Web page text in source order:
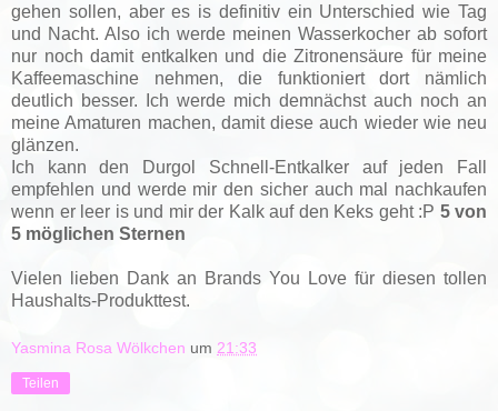
gehen sollen, aber es is definitiv ein Unterschied wie Tag
und Nacht. Also ich werde meinen Wasserkocher ab sofort
nur noch damit entkalken und die Zitronensäure für meine
Kaffeemaschine nehmen, die funktioniert dort nämlich
deutlich besser. Ich werde mich demnächst auch noch an
meine Amaturen machen, damit diese auch wieder wie neu
glänzen.
Ich kann den Durgol Schnell-Entkalker auf jeden Fall
empfehlen und werde mir den sicher auch mal nachkaufen
wenn er leer is und mir der Kalk auf den Keks geht :P 5 von
5 möglichen Sternen
Vielen lieben Dank an Brands You Love für diesen tollen
Haushalts-Produkttest.
Yasmina Rosa Wölkchen um 21:33
Teilen